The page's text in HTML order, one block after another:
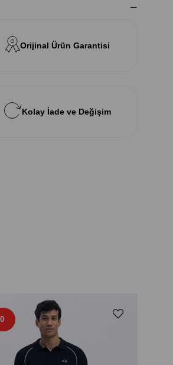
Orijinal Ürün Garantisi
Kolay İade ve Değişim